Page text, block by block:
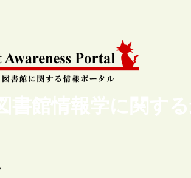
書館情報学に関す